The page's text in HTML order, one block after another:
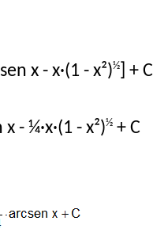
x - x·(1 - x²)½ ] + C
x - ¼·x·(1 - x²)½ + C